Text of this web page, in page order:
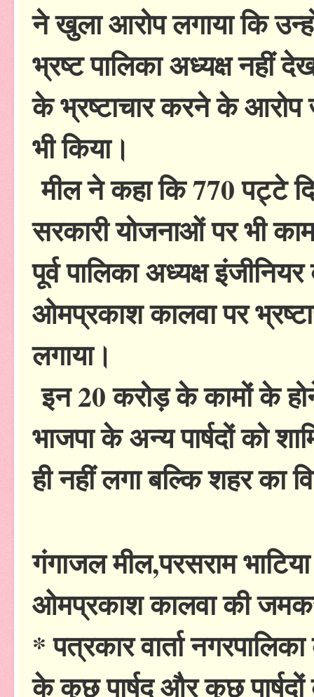
ने खुला आरोप लगाया कि
भ्रष्ट पालिका अध्यक्ष नहीं
के भ्रष्टाचार करने के
भी किया।
मील ने कहा कि 770 पट्टे
सरकारी योजनाओं पर भी
पूर्व पालिका अध्यक्ष
ओमप्रकाश कालवा पर
लगाया।
इन 20 करोड़ के कामों के
भाजपा के अन्य पार्षदों को
ही नहीं लगा बल्कि शहर
गंगाजल मील,परसराम
ओमप्रकाश कालवा की
* पत्रकार वार्ता
के कुछ पार्षद और कुछ